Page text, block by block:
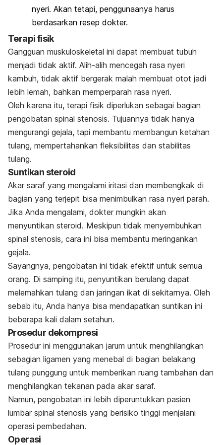
nyeri. Akan tetapi, penggunaanya harus
berdasarkan resep dokter.
Terapi fisik
Gangguan muskuloskeletal ini dapat membuat tubuh
menjadi tidak aktif. Alih-alih mencegah rasa nyeri
kambuh, tidak aktif bergerak malah membuat otot jadi
lebih lemah, bahkan memperparah rasa nyeri.
Oleh karena itu, terapi fisik diperlukan sebagai bagian
pengobatan spinal stenosis. Tujuannya tidak hanya
mengurangi gejala, tapi membantu membangun ketahan
tulang, mempertahankan fleksibilitas dan stabilitas
tulang.
Suntikan steroid
Akar saraf yang mengalami iritasi dan membengkak di
bagian yang terjepit bisa menimbulkan rasa nyeri parah.
Jika Anda mengalami, dokter mungkin akan
menyuntikan steroid. Meskipun tidak menyembuhkan
spinal stenosis, cara ini bisa membantu meringankan
gejala.
Sayangnya, pengobatan ini tidak efektif untuk semua
orang. Di samping itu, penyuntikan berulang dapat
melemahkan tulang dan jaringan ikat di sekitarnya. Oleh
sebab itu, Anda hanya bisa mendapatkan suntikan ini
beberapa kali dalam setahun.
Prosedur dekompresi
Prosedur ini menggunakan jarum untuk menghilangkan
sebagian ligamen yang menebal di bagian belakang
tulang punggung untuk memberikan ruang tambahan dan
menghilangkan tekanan pada akar saraf.
Namun, pengobatan ini lebih diperuntukkan pasien
lumbar spinal stenosis yang berisiko tinggi menjalani
operasi pembedahan.
Operasi